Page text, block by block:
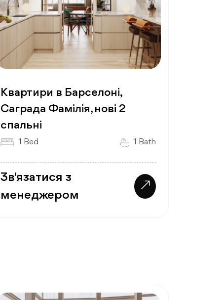
Квартири в Барселоні,
Саграда Фамілія, нові 2
спальні
1 Bed 1 Bath
Зв'язатися з
менеджером